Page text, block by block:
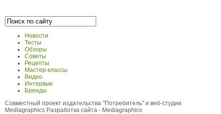
Новости
Тесты
Обзоры
Советы
Рецепты
Мастер-классы
Видео
Интервью
Бренды
Совместный проект издательства "Потребитель" и веб-студии
Mediagraphics Разработка сайта - Mediagraphics